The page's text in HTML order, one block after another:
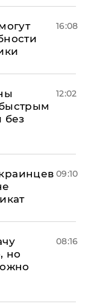
16:08
без
12:02
09:10
но
08:16